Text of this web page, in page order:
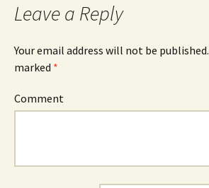
Leave a Reply
Your email address will not be published.
marked *
Comment